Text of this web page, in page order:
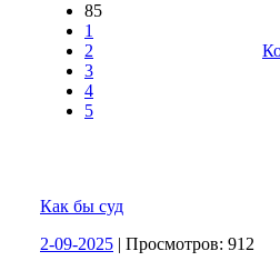
85
1
2
3
4
5
Как бы суд
2-09-2025 | Просмотров: 912